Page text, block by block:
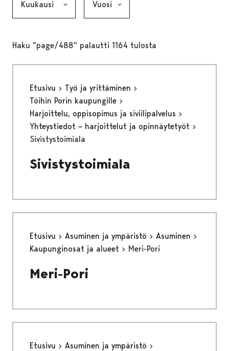
Haku "page/488" palautti 1164 tulosta
Etusivu
Työ ja yrittäminen
Töihin Porin kaupungille
Harjoittelu, oppisopimus ja siviilipalvelus
Yhteystiedot – harjoittelut ja opinnäytetyöt
Sivistystoimiala
Sivistystoimiala
Etusivu Asuminen ja ympäristö
Asuminen
Kaupunginosat ja alueet
Meri-Pori
Meri-Pori
Etusivu
Asuminen ja ympäristö